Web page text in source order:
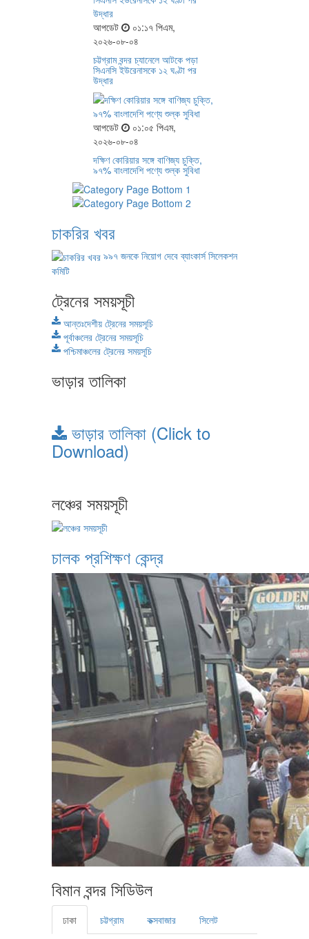
আপডেট
০১:১৭ পিএম,
২০২৬-০৮-০৪
চট্টগ্রাম বন্দর চ্যানেলে আটকে পড়া
সিএনসি ইউরেনাসকে ১২ ঘণ্টা পর
উদ্ধার
আপডেট
০১:০৫ পিএম,
২০২৬-০৮-০৪
দক্ষিণ কোরিয়ার সঙ্গে বাণিজ্য চুক্তি,
৯৭% বাংলাদেশি পণ্যে শুল্ক সুবিধা
চাকরির খবর
৯৯৭ জনকে নিয়োগ দেবে ব্যাংকার্স সিলেকশন
কমিটি
ট্রেনের সময়সূচী
আন্তঃদেশীয় ট্রেনের সময়সূচি
পূর্বাঞ্চলের ট্রেনের সময়সূচি
পশ্চিমাঞ্চলের ট্রেনের সময়সূচি
ভাড়ার তালিকা
ভাড়ার তালিকা (Click to
Download)
লঞ্চের সময়সূচী
চালক প্রশিক্ষণ কেন্দ্র
বিমান বন্দর সিডিউল
ঢাকা চট্টগ্রাম কক্সবাজার সিলেট